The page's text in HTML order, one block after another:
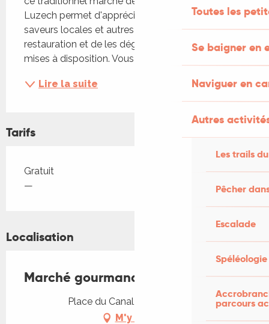
Toutes les
Se baigner en
Naviguer en
Autres
Les trails
Pêcher
Escalade
Spéléologie
parcours
Luzech permet d'apprécier les différents plats aux
saveurs locales et autres préparées par les stands
restauration et de les déguster sur les tables
mises à disposition. Vous aurez aussi la...
Lire la suite
Tarifs
Tarifs 2026
Gratuit
—
Localisation
Marché gourmand nocturne
Place du Canal, 46140 Luzech
M'y rendre